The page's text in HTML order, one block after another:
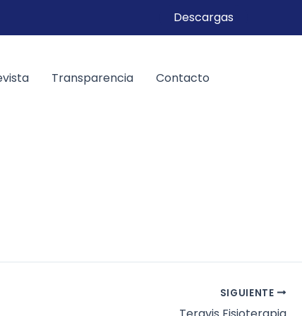
Descargas
Transparencia Contacto
SIGUIENTE